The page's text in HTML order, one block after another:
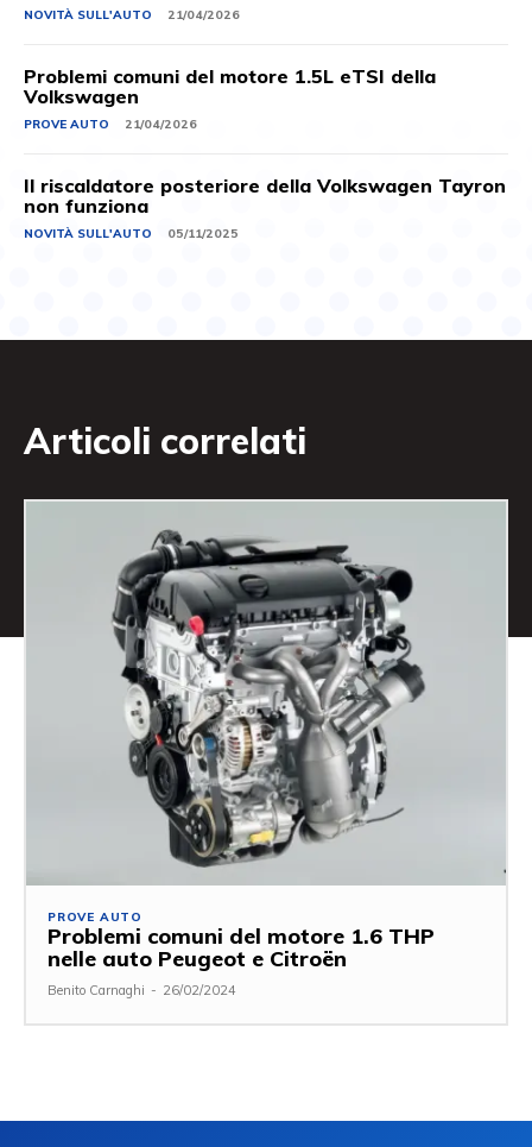
NOVITÀ SULL'AUTO 21/04/2026
Problemi comuni del motore 1.5L eTSI della
Volkswagen
PROVE AUTO 21/04/2026
Il riscaldatore posteriore della Volkswagen Tayron
non funziona
NOVITÀ SULL'AUTO 05/11/2025
Articoli correlati
PROVE AUTO
Problemi comuni del motore 1.6 THP
nelle auto Peugeot e Citroën
Benito Carnaghi - 26/02/2024